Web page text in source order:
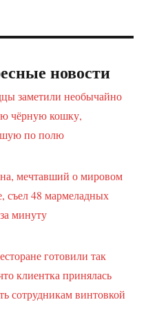
новости
заметили необычайно
чёрную кошку,
по полю
мечтавший о мировом
съел 48 мармеладных
минуту
готовили так
клиентка принялась
сотрудникам винтовкой